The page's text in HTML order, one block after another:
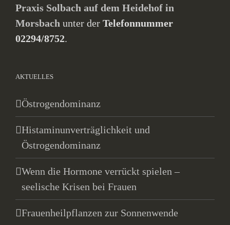
Praxis Solbach auf dem Heidehof in
Morsbach unter der Telefonnummer
02294/8752.
AKTUELLES
Östrogendominanz
Histaminunverträglichkeit und
Östrogendominanz
Wenn die Hormone verrückt spielen –
seelische Krisen bei Frauen
Frauenheilpflanzen zur Sonnenwende